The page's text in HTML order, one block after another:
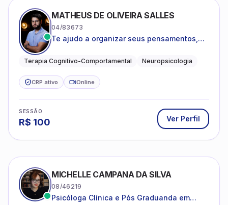
MATHEUS DE OLIVEIRA SALLES
04/83673
Te ajudo a organizar seus pensamentos,
clareza e sentido, com uma terapia
Terapia Cognitivo-Comportamental Neuropsicologia
CRP ativo Online
SESSÃO
R$ 100 Ver Perfil
MICHELLE CAMPANA DA SILVA
08/46219
Psicóloga Clínica e Pós Graduanda em